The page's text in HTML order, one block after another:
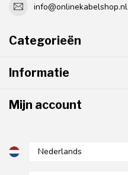
info@onlinekabelshop.nl
Categorieën
Informatie
Mijn account